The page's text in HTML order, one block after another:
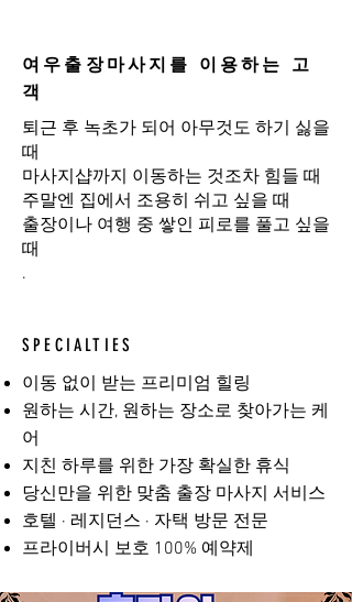
여우출장마사지를 이용하는 고
객
퇴근 후 녹초가 되어 아무것도 하기 싫을
때
마사지샵까지 이동하는 것조차 힘들 때
주말엔 집에서 조용히 쉬고 싶을 때
출장이나 여행 중 쌓인 피로를 풀고 싶을
때
.
SPECIALTIES
이동 없이 받는 프리미엄 힐링
원하는 시간, 원하는 장소로 찾아가는 케
어
지친 하루를 위한 가장 확실한 휴식
당신만을 위한 맞춤 출장 마사지 서비스
호텔 · 레지던스 · 자택 방문 전문
프라이버시 보호 100% 예약제